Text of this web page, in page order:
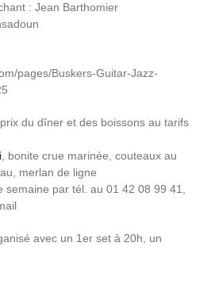
: Jean Barthomier
pages/Buskers-Guitar-Jazz-
du dîner et des boissons au tarifs
, bonite crue marinée, couteaux au
merlan de ligne
semaine par tél. au 01 42 08 99 41,
avec un 1er set à 20h, un